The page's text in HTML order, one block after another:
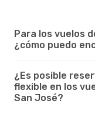
Para los vuelos
¿cómo puedo
¿Es posible
flexible en los
San José?